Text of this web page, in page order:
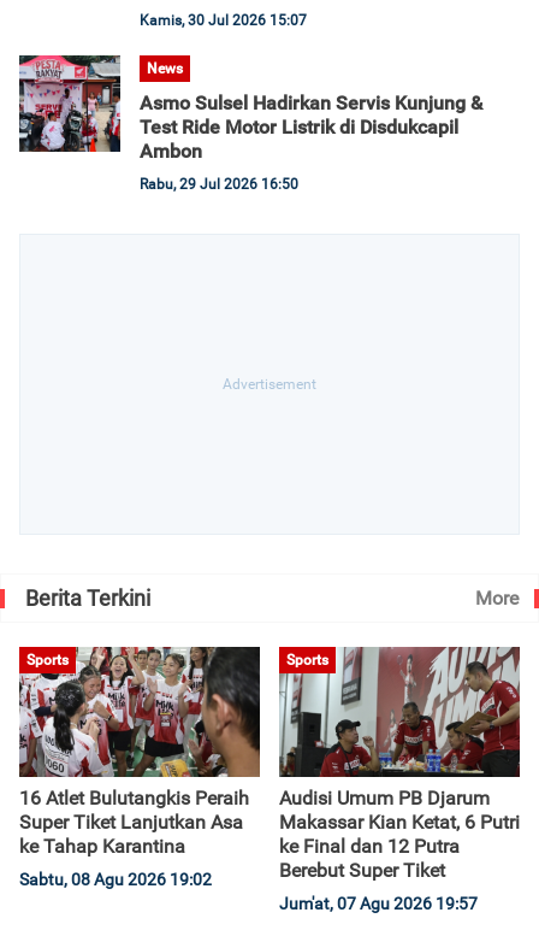
Kamis, 30 Jul 2026 15:07
News
Asmo Sulsel Hadirkan Servis Kunjung &
Test Ride Motor Listrik di Disdukcapil
Ambon
Rabu, 29 Jul 2026 16:50
Berita Terkini More
Sports
16 Atlet Bulutangkis Peraih
Super Tiket Lanjutkan Asa
ke Tahap Karantina
Sabtu, 08 Agu 2026 19:02
Sports
Audisi Umum PB Djarum
Makassar Kian Ketat, 6 Putri
ke Final dan 12 Putra
Berebut Super Tiket
Jum'at, 07 Agu 2026 19:57